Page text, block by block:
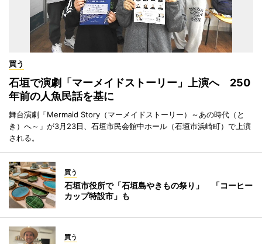
買う
石垣で演劇「マーメイドストーリー」上演へ 250
年前の人魚民話を基に
舞台演劇「Mermaid Story（マーメイドストーリー）～あの時代（と
き）へ～」が3月23日、石垣市民会館中ホール（石垣市浜崎町）で上演
される。
買う
石垣市役所で「石垣島やきもの祭り」 「コーヒー
カップ特設市」も
買う